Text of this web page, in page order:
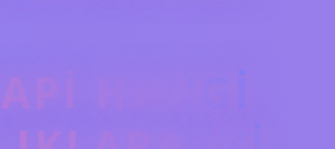
HANGI